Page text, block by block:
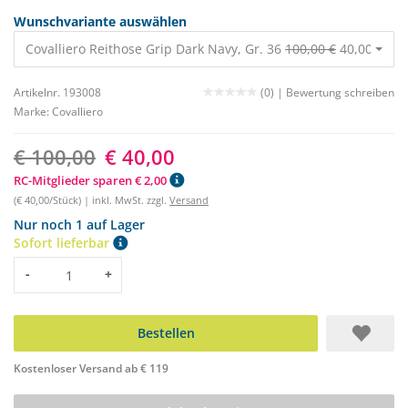
Wunschvariante auswählen
Covalliero Reithose Grip Dark Navy, Gr. 36 100,00 € 40,00 €
Artikelnr. 193008 (0) | Bewertung schreiben
Marke: Covalliero
€ 100,00 € 40,00
RC-Mitglieder sparen € 2,00
(€ 40,00/Stück) | inkl. MwSt. zzgl. Versand
Nur noch 1 auf Lager
Sofort lieferbar
Menge
- +
Bestellen
Kostenloser Versand ab € 119